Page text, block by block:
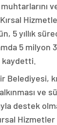
5 yıllık
5 milyon
kaydetti.
Belediyesi,
ve
destek